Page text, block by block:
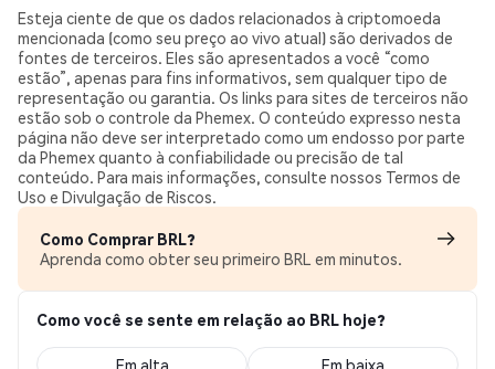
Esteja ciente de que os dados relacionados à criptomoeda
mencionada (como seu preço ao vivo atual) são derivados de
fontes de terceiros. Eles são apresentados a você “como
estão”, apenas para fins informativos, sem qualquer tipo de
representação ou garantia. Os links para sites de terceiros não
estão sob o controle da Phemex. O conteúdo expresso nesta
página não deve ser interpretado como um endosso por parte
da Phemex quanto à confiabilidade ou precisão de tal
conteúdo. Para mais informações, consulte nossos Termos de
Uso e Divulgação de Riscos.
Como Comprar BRL?
Aprenda como obter seu primeiro BRL em minutos.
Como você se sente em relação ao BRL hoje?
Em alta Em baixa